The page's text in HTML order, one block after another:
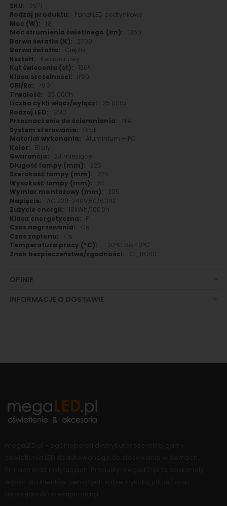
Więcej
informacji
2971
Panel LED podtynkowy
18
1350
2700
Ciepła
Kwadratowy
120°
IP20
>80
25 000h
25 000x
SMD
Nie
Brak
Aluminium + PC
Biały
24 miesiące
225
225
24
205
AC:220-240V,50/60Hz
18kWh/1000h
F
<1s
<1s
-20°C do 40°C
CE, ROHS
OPINIE
INFORMACJE O DOSTAWIE